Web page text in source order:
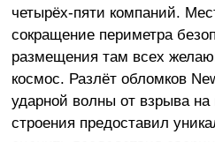
четырёх-пяти компаний.
сокращение периметра
размещения там всех
космос. Разлёт обломков
ударной волны от взрыва
строения предоставил